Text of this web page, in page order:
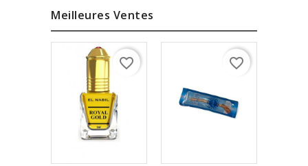
Meilleures Ventes
favorite_border favorite_border